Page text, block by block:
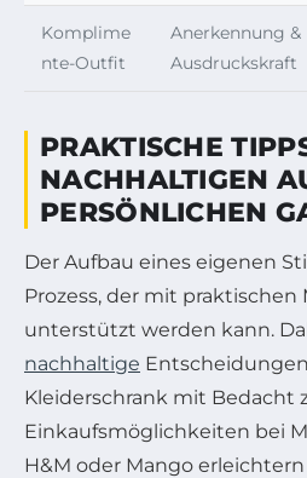
Komplime
nte-Outfit
Anerkennung &
Ausdruckskraft
PRAKTISCHE
NACHHALTIGEN
PERSÖNLICHEN
Der Aufbau eines eigenen
Prozess, der mit praktischen
unterstützt werden kann.
nachhaltige
Kleiderschrank mit Bedacht
Einkaufsmöglichkeiten bei
H&M oder Mango